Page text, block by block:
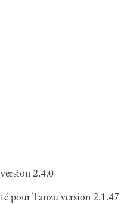
2.4.0
pour Tanzu version 2.1.47